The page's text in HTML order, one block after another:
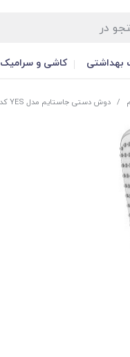
بهداشتی کاشی و سرامیک
/ دوش دستی جاستایم مدل YES کد 68759S81